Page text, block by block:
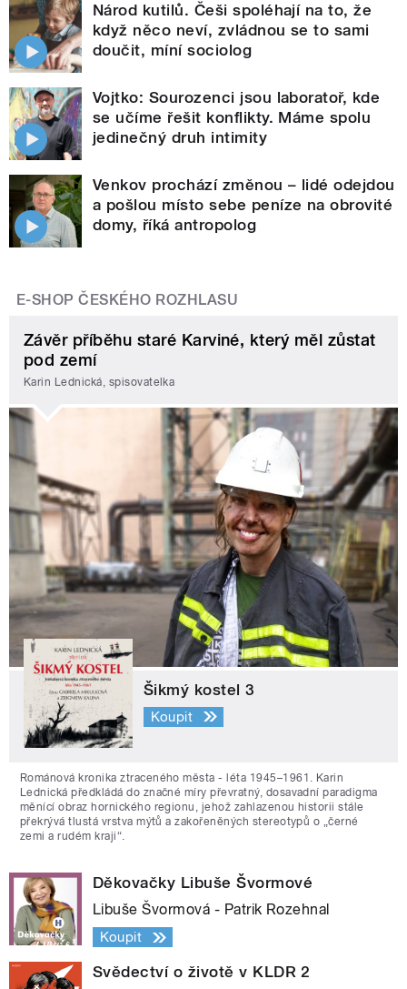
Národ kutilů. Češi spoléhají na to, že
když něco neví, zvládnou se to sami
doučit, míní sociolog
Vojtko: Sourozenci jsou laboratoř, kde
se učíme řešit konflikty. Máme spolu
jedinečný druh intimity
Venkov prochází změnou – lidé odejdou
a pošlou místo sebe peníze na obrovité
domy, říká antropolog
E-SHOP ČESKÉHO ROZHLASU
Závěr příběhu staré Karviné, který měl zůstat
pod zemí
Karin Lednická, spisovatelka
Šikmý kostel 3
Koupit
Románová kronika ztraceného města - léta 1945–1961. Karin
Lednická předkládá do značné míry převratný, dosavadní paradigma
měnící obraz hornického regionu, jehož zahlazenou historii stále
překrývá tlustá vrstva mýtů a zakořeněných stereotypů o „černé
zemi a rudém kraji“.
Děkovačky Libuše Švormové
Libuše Švormová - Patrik Rozehnal
Koupit
Svědectví o životě v KLDR 2